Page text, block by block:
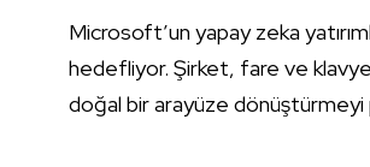
Microsoft’un yapay zeka
hedefliyor. Şirket, fare ve
doğal bir arayüze dönüştürmeyi